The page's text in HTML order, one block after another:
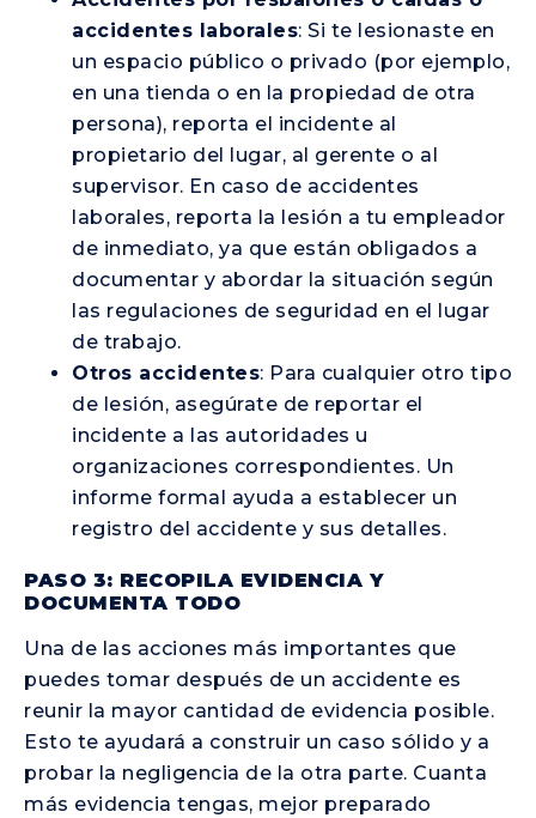
accidentes laborales: Si te lesionaste en
un espacio público o privado (por ejemplo,
en una tienda o en la propiedad de otra
persona), reporta el incidente al
propietario del lugar, al gerente o al
supervisor. En caso de accidentes
laborales, reporta la lesión a tu empleador
de inmediato, ya que están obligados a
documentar y abordar la situación según
las regulaciones de seguridad en el lugar
de trabajo.
Otros accidentes: Para cualquier otro tipo
de lesión, asegúrate de reportar el
incidente a las autoridades u
organizaciones correspondientes. Un
informe formal ayuda a establecer un
registro del accidente y sus detalles.
PASO 3: RECOPILA EVIDENCIA Y
DOCUMENTA TODO
Una de las acciones más importantes que
puedes tomar después de un accidente es
reunir la mayor cantidad de evidencia posible.
Esto te ayudará a construir un caso sólido y a
probar la negligencia de la otra parte. Cuanta
más evidencia tengas, mejor preparado